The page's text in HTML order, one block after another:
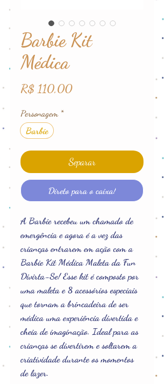
Barbie Kit
Médica
R$ 110,00Preço
Personagem *
Barbie
Separar
Direto para o caixa!
A Barbie recebeu um chamado de
emergência e agora é a vez das
crianças entrarem em ação com a
Barbie Kit Médica Maleta da Fun
Divirta-Se! Esse kit é composto por
uma maleta e 8 acessórios especiais
que tornam a brincadeira de ser
médica uma experiência divertida e
cheia de imaginação. Ideal para as
crianças se divertirem e soltarem a
criatividade durante os momentos
de lazer.